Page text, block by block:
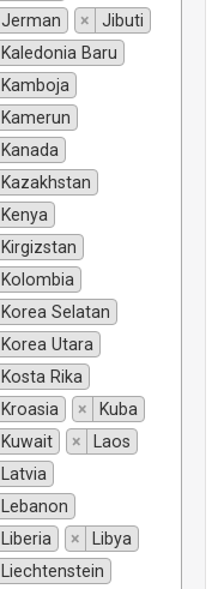
Jerman ×
Jibuti
Kaledonia Baru
Kamboja
Kamerun
Kanada
Kazakhstan
Kenya
Kirgizstan
Kolombia
Korea Selatan
Korea Utara
Kosta Rika
Kroasia ×
Kuba
Kuwait ×
Laos
Latvia
Lebanon
Liberia ×
Libya
Liechtenstein